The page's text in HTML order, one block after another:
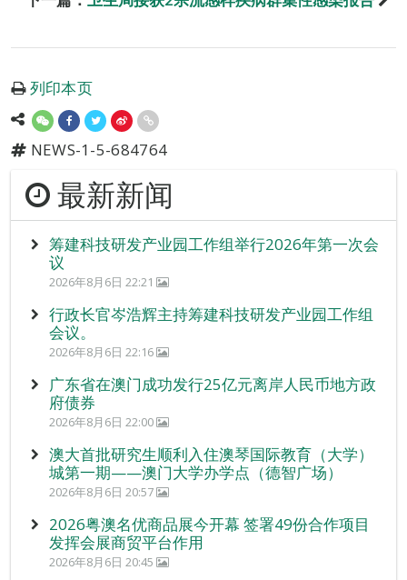
列印本页
NEWS-1-5-684764
最新新闻
筹建科技研发产业园工作组举行2026年第一次会
议
2026年8月6日 22:21
行政长官岑浩辉主持筹建科技研发产业园工作组
会议。
2026年8月6日 22:16
广东省在澳门成功发行25亿元离岸人民币地方政
府债券
2026年8月6日 22:00
澳大首批研究生顺利入住澳琴国际教育（大学）
城第一期——澳门大学办学点（德智广场）
2026年8月6日 20:57
2026粤澳名优商品展今开幕 签署49份合作项目
发挥会展商贸平台作用
2026年8月6日 20:45